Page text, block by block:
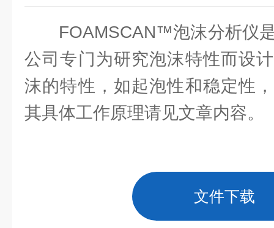
FOAMSCAN™泡沫分析仪
公司专门为研究泡沫特性而设
沫的特性，如起泡性和稳定性
其具体工作原理请见文章内容。
文件下载